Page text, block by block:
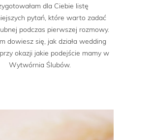
dla Ciebie listę
pytań, które warto zadać
podczas pierwszej rozmowy.
dowiesz się, jak działa wedding
okazji jakie podejście mamy w
Wytwórnia Ślubów.